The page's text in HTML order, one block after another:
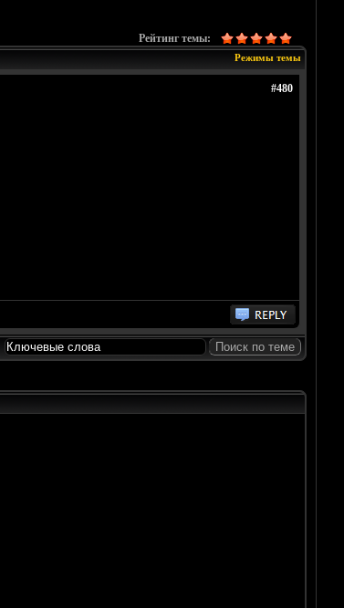
Рейтинг темы:
Режимы темы
#480